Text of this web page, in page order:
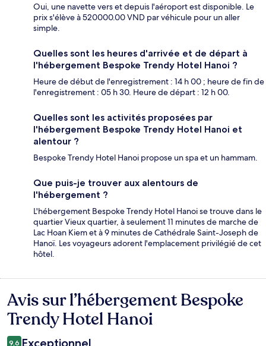
Oui, une navette vers et depuis l'aéroport est disponible. Le
prix s'élève à 520000.00 VND par véhicule pour un aller
simple.
Quelles sont les heures d'arrivée et de départ à
l'hébergement Bespoke Trendy Hotel Hanoi ?
Heure de début de l'enregistrement : 14 h 00 ; heure de fin de
l'enregistrement : 05 h 30. Heure de départ : 12 h 00.
Quelles sont les activités proposées par
l'hébergement Bespoke Trendy Hotel Hanoi et
alentour ?
Bespoke Trendy Hotel Hanoi propose un spa et un hammam.
Que puis-je trouver aux alentours de
l'hébergement ?
L'hébergement Bespoke Trendy Hotel Hanoi se trouve dans le
quartier Vieux quartier, à seulement 11 minutes de marche de
Lac Hoan Kiem et à 9 minutes de Cathédrale Saint-Joseph de
Hanoï. Les voyageurs adorent l'emplacement privilégié de cet
hôtel.
Avis
Avis sur l’hébergement Bespoke
Trendy Hotel Hanoi
9,6 Exceptionnel